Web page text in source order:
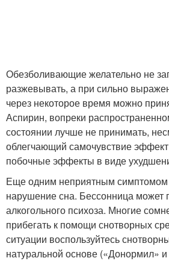
Обезболивающие желательно не
разжевывать, а при сильно
через некоторое время можно
Аспирин, вопреки
состоянии лучше не принимать,
облегчающий самочувствие
побочные эффекты в виде
Еще одним неприятным симптомом
нарушение сна. Бессонница может
алкогольного психоза. Многие
прибегать к помощи снотворных
ситуации воспользуйтесь
натуральной основе («Донормил» и